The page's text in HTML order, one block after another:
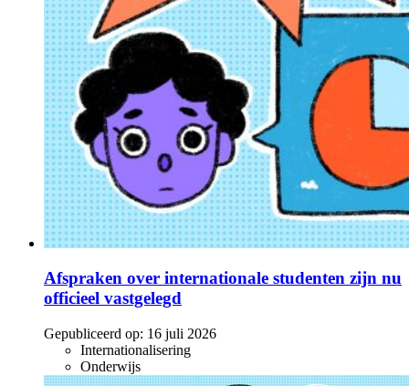
Afspraken over internationale studenten zijn nu
officieel vastgelegd
Gepubliceerd op: 16 juli 2026
Internationalisering
Onderwijs